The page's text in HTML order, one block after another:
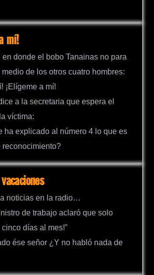
mí!
en donde el bobo Tanainas no para
de los otros cuatro hombres:
¡Elígeme a mí!
a la secretaria que espera el
víctima:
explicado al número 4 lo que es
reconocimiento?
noticias en la radio…
de trabajo aclaró que solo
días al mes!”
ése señor ¿Y no habló nada de